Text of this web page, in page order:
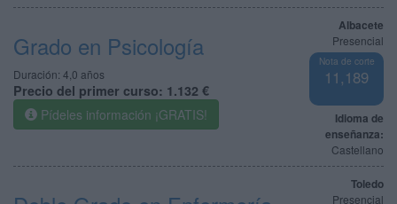
Albacete
Presencial
Nota de corte
11,189
Idioma de
enseñanza:
Castellano
Grado en Psicología
Duración: 4,0 años
Precio del primer curso: 1.132 €
Pídeles información ¡GRATIS!
Toledo
Presencial